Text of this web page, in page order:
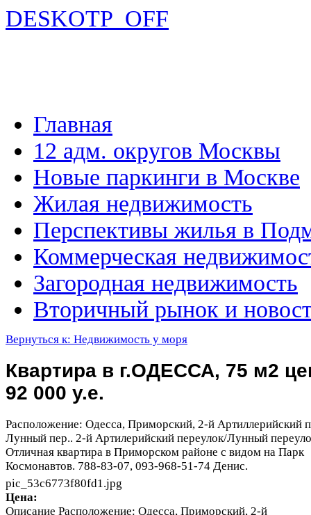
DESKOTP_OFF
Главная
12 адм. округов Москвы
Новые паркинги в Москве
Жилая недвижимость
Перспективы жилья в
Коммерческая
Загородная недвижимость
Вторичный рынок и
Вернуться к: Недвижимость у моря
Квартира в г.ОДЕССА, 75 м2
92 000 у.е.
Расположение: Одесса, Приморский, 2-й Артиллерийский
Лунный пер.. 2-й Артилерийский переулок/Лунный
Отличная квартира в Приморском районе с видом на Парк
Космонавтов. 788-83-07, 093-968-51-74 Денис.
pic_53c6773f80fd1.jpg
Цена:
Описание Расположение: Одесса, Приморский, 2-й